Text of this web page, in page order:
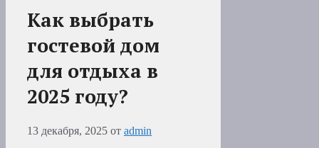
Как выбрать
гостевой дом
для отдыха в
2025 году?
13 декабря, 2025 от admin